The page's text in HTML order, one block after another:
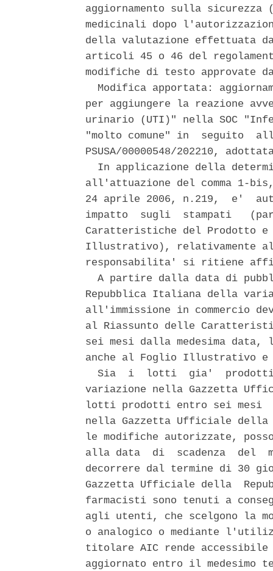
aggiornamento sulla sicurezza
medicinali dopo
della valutazione effettuata
articoli 45 o 46 del
modifiche di testo approvate
Modifica apportata:
per aggiungere la reazione
urinario (UTI)" nella SOC
"molto comune" in  seguito
PSUSA/00000548/202210,
In applicazione della
all'attuazione del comma 1-
24 aprile 2006, n.219,  e'
impatto  sugli  stampati
Caratteristiche del Prodotto e
Illustrativo), relativamente
responsabilita' si ritiene
A partire dalla data di
Repubblica Italiana della
all'immissione in commercio
al Riassunto delle
sei mesi dalla medesima data,
anche al Foglio Illustrativo
Sia  i  lotti  gia'
variazione nella Gazzetta
lotti prodotti entro sei mesi
nella Gazzetta Ufficiale della
le modifiche autorizzate,
alla data  di  scadenza  del
decorrere dal termine di 30
Gazzetta Ufficiale della
farmacisti sono tenuti a
agli utenti, che scelgono la
o analogico o mediante
titolare AIC rende
aggiornato entro il medesimo